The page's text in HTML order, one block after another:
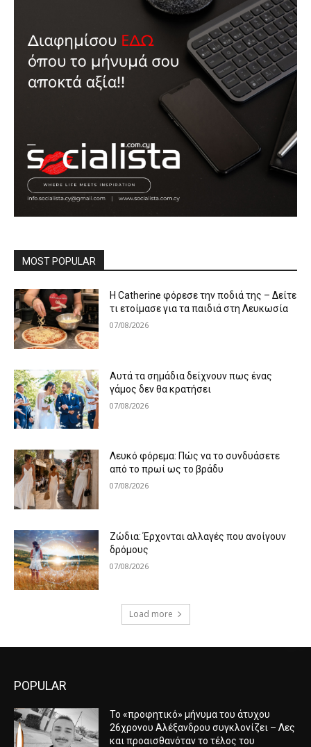
MOST POPULAR
Η Catherine φόρεσε την ποδιά της – Δείτε
τι ετοίμασε για τα παιδιά στη Λευκωσία
07/08/2026
Αυτά τα σημάδια δείχνουν πως ένας
γάμος δεν θα κρατήσει
07/08/2026
Λευκό φόρεμα: Πώς να το συνδυάσετε
από το πρωί ως το βράδυ
07/08/2026
Ζώδια: Έρχονται αλλαγές που ανοίγουν
δρόμους
07/08/2026
Load more
POPULAR
Το «προφητικό» μήνυμα του άτυχου
26χρονου Αλέξανδρου συγκλονίζει – Λες
και προαισθανόταν το τέλος του